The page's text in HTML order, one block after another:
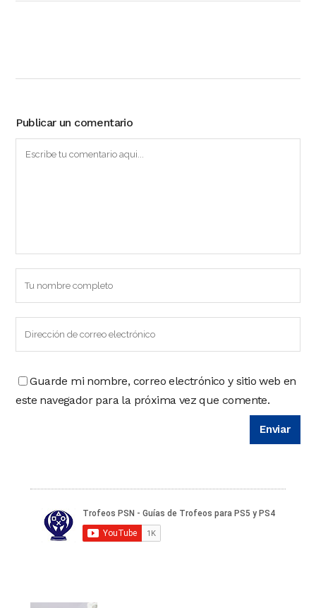
Publicar un comentario
Guarde mi nombre, correo electrónico y sitio web en
este navegador para la próxima vez que comente.